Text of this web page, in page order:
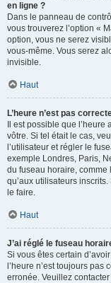
en ligne ?
Dans le panneau de
vous trouverez l’option «
option, vous ne serez
vous-même. Vous serez
invisible.
Haut
L’heure n’est pas
Il est possible que
vôtre. Si tel était le cas,
l’utilisateur et régler le
exemple Londres, Paris,
du fuseau horaire, comme
qu’aux utilisateurs inscrits.
le faire.
Haut
J’ai réglé le fuseau
Si vous êtes certain
l’heure n’est toujours
erronée. Veuillez